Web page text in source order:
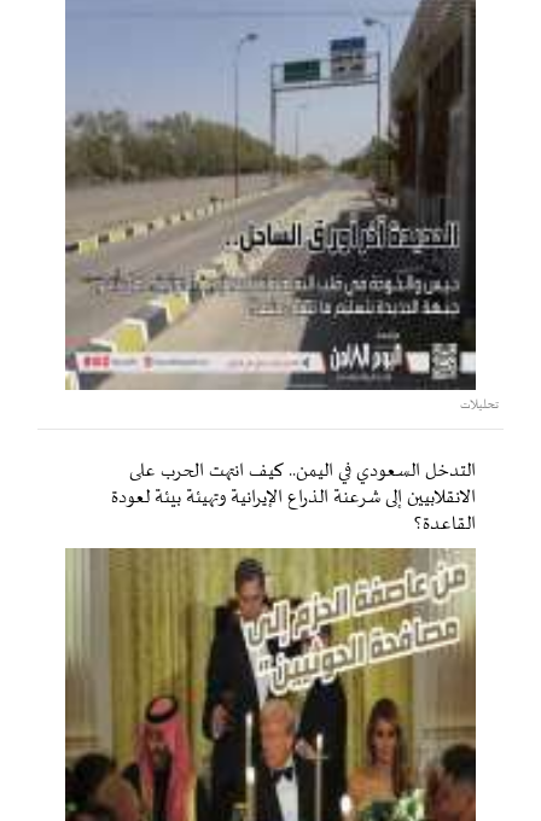
تحليلات
التدخل السعودي في اليمن.. كيف انتهت الحرب على
الانقلابيين إلى شرعنة الذراع الإيرانية وتهيئة بيئة لعودة
القاعدة؟